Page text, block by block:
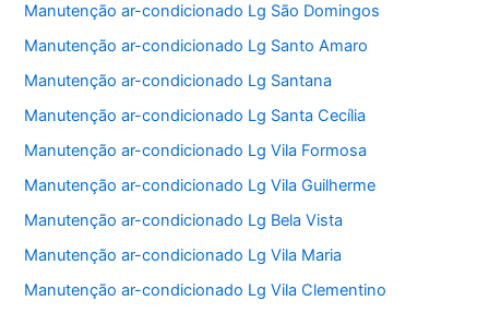
Manutenção ar-condicionado Lg São Domingos
Manutenção ar-condicionado Lg Santo Amaro
Manutenção ar-condicionado Lg Santana
Manutenção ar-condicionado Lg Santa Cecília
Manutenção ar-condicionado Lg Vila Formosa
Manutenção ar-condicionado Lg Vila Guilherme
Manutenção ar-condicionado Lg Bela Vista
Manutenção ar-condicionado Lg Vila Maria
Manutenção ar-condicionado Lg Vila Clementino